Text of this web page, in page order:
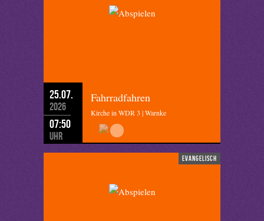
25.07.
2026
07:50
Uhr
Fahrradfahren
Kirche in WDR 3 | Warnke
evangelisch